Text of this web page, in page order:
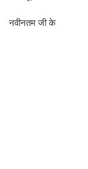
नवीनतम जी के